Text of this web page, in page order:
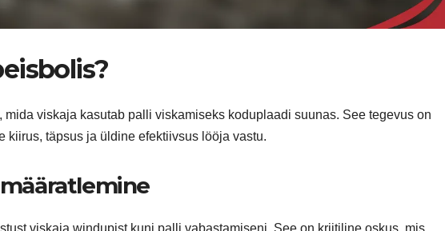
viskaja kasutab palli viskamiseks koduplaadi suunas. See tegevus on
kiirus, täpsus ja üldine efektiivsus lööja vastu.